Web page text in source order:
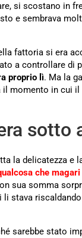
si scostano in
e sembrava
fattoria si era
a controllare di
proprio lì. Ma la
momento in cui
sotto
la delicatezza e
che
sua somma
li stava
sarebbe stato